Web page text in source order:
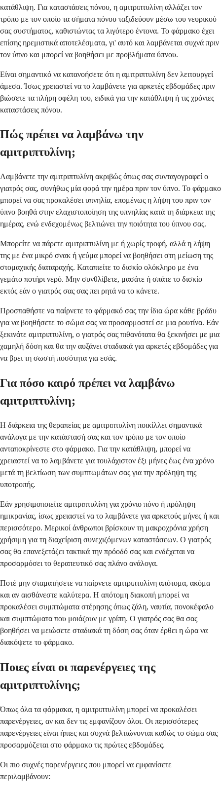
κατάθλιψη. Για καταστάσεις πόνου, η αμιτριπτυλίνη αλλάζει τον
τρόπο με τον οποίο τα σήματα πόνου ταξιδεύουν μέσω του νευρικού
σας συστήματος, καθιστώντας τα λιγότερο έντονα. Το φάρμακο έχει
επίσης ηρεμιστικά αποτελέσματα, γι' αυτό και λαμβάνεται συχνά πριν
τον ύπνο και μπορεί να βοηθήσει με προβλήματα ύπνου.
Είναι σημαντικό να κατανοήσετε ότι η αμιτριπτυλίνη δεν λειτουργεί
άμεσα. Ίσως χρειαστεί να το λαμβάνετε για αρκετές εβδομάδες πριν
βιώσετε τα πλήρη οφέλη του, ειδικά για την κατάθλιψη ή τις χρόνιες
καταστάσεις πόνου.
Πώς πρέπει να λαμβάνω την
αμιτριπτυλίνη;
Λαμβάνετε την αμιτριπτυλίνη ακριβώς όπως σας συνταγογραφεί ο
γιατρός σας, συνήθως μία φορά την ημέρα πριν τον ύπνο. Το φάρμακο
μπορεί να σας προκαλέσει υπνηλία, επομένως η λήψη του πριν τον
ύπνο βοηθά στην ελαχιστοποίηση της υπνηλίας κατά τη διάρκεια της
ημέρας, ενώ ενδεχομένως βελτιώνει την ποιότητα του ύπνου σας.
Μπορείτε να πάρετε αμιτριπτυλίνη με ή χωρίς τροφή, αλλά η λήψη
της με ένα μικρό σνακ ή γεύμα μπορεί να βοηθήσει στη μείωση της
στομαχικής διαταραχής. Καταπιείτε το δισκίο ολόκληρο με ένα
γεμάτο ποτήρι νερό. Μην συνθλίβετε, μασάτε ή σπάτε το δισκίο
εκτός εάν ο γιατρός σας σας πει ρητά να το κάνετε.
Προσπαθήστε να παίρνετε το φάρμακό σας την ίδια ώρα κάθε βράδυ
για να βοηθήσετε το σώμα σας να προσαρμοστεί σε μια ρουτίνα. Εάν
ξεκινάτε αμιτριπτυλίνη, ο γιατρός σας πιθανότατα θα ξεκινήσει με μια
χαμηλή δόση και θα την αυξάνει σταδιακά για αρκετές εβδομάδες για
να βρει τη σωστή ποσότητα για εσάς.
Για πόσο καιρό πρέπει να λαμβάνω
αμιτριπτυλίνη;
Η διάρκεια της θεραπείας με αμιτριπτυλίνη ποικίλλει σημαντικά
ανάλογα με την κατάστασή σας και τον τρόπο με τον οποίο
ανταποκρίνεστε στο φάρμακο. Για την κατάθλιψη, μπορεί να
χρειαστεί να το λαμβάνετε για τουλάχιστον έξι μήνες έως ένα χρόνο
μετά τη βελτίωση των συμπτωμάτων σας για την πρόληψη της
υποτροπής.
Εάν χρησιμοποιείτε αμιτριπτυλίνη για χρόνιο πόνο ή πρόληψη
ημικρανίας, ίσως χρειαστεί να το λαμβάνετε για αρκετούς μήνες ή και
περισσότερο. Μερικοί άνθρωποι βρίσκουν τη μακροχρόνια χρήση
χρήσιμη για τη διαχείριση συνεχιζόμενων καταστάσεων. Ο γιατρός
σας θα επανεξετάζει τακτικά την πρόοδό σας και ενδέχεται να
προσαρμόσει το θεραπευτικό σας πλάνο ανάλογα.
Ποτέ μην σταματήσετε να παίρνετε αμιτριπτυλίνη απότομα, ακόμα
και αν αισθάνεστε καλύτερα. Η απότομη διακοπή μπορεί να
προκαλέσει συμπτώματα στέρησης όπως ζάλη, ναυτία, πονοκέφαλο
και συμπτώματα που μοιάζουν με γρίπη. Ο γιατρός σας θα σας
βοηθήσει να μειώσετε σταδιακά τη δόση σας όταν έρθει η ώρα να
διακόψετε το φάρμακο.
Ποιες είναι οι παρενέργειες της
αμιτριπτυλίνης;
Όπως όλα τα φάρμακα, η αμιτριπτυλίνη μπορεί να προκαλέσει
παρενέργειες, αν και δεν τις εμφανίζουν όλοι. Οι περισσότερες
παρενέργειες είναι ήπιες και συχνά βελτιώνονται καθώς το σώμα σας
προσαρμόζεται στο φάρμακο τις πρώτες εβδομάδες.
Οι πιο συχνές παρενέργειες που μπορεί να εμφανίσετε
περιλαμβάνουν: